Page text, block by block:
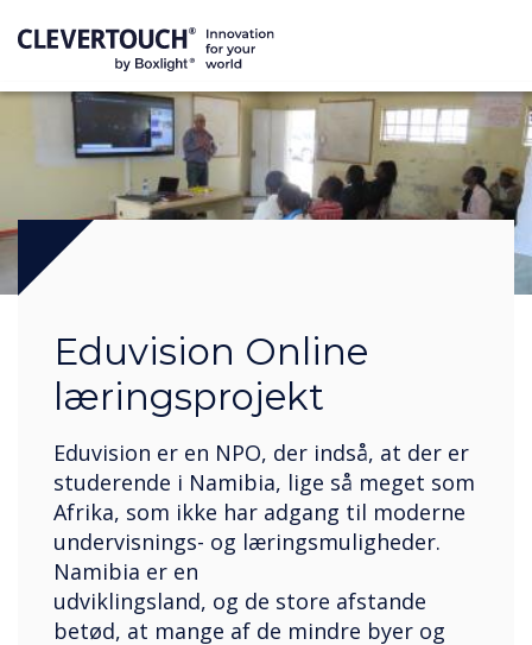
Eduvision Online
læringsprojekt
Eduvision er en NPO, der indså, at der er
studerende i Namibia, lige så meget som
Afrika, som ikke har adgang til moderne
undervisnings- og læringsmuligheder.
Namibia er en
udviklingsland, og de store afstande
betød, at mange af de mindre byer og